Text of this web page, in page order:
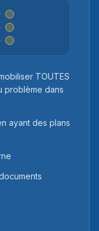
TOUTES
problème dans
ayant des plans